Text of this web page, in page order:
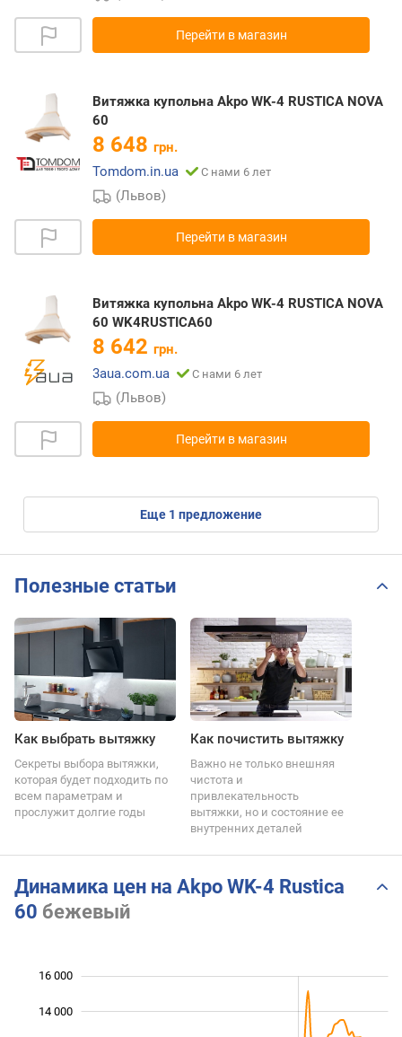
Перейти в магазин
Витяжка купольна Akpo WK-4 RUSTICA NOVA
60
8 648 грн.
Tomdom.in.ua
С нами 6 лет
(Львов)
Перейти в магазин
Витяжка купольна Akpo WK-4 RUSTICA NOVA
60 WK4RUSTICA60
8 642 грн.
3aua.com.ua
С нами 6 лет
(Львов)
Перейти в магазин
eще 1 предложение
Полезные статьи
Как выбрать вытяжку
Секреты выбора вытяжки,
которая будет подходить по
всем параметрам и
прослужит долгие годы
Как почистить вытяжку
Важно не только внешняя
чистота и
привлекательность
вытяжки, но и состояние ее
внутренних деталей
Динамика цен на Akpo WK-4 Rustica
60 бежевый
14 000
16 000